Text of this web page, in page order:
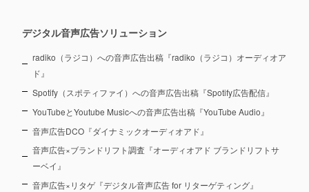
デジタル音声広告ソリューション
radiko（ラジコ）への音声広告出稿『radiko（ラジコ）オーディオア
ド』
Spotify（スポティファイ）への音声広告出稿『Spotify広告配信』
YouTubeとYoutube Musicへの音声広告出稿『YouTube Audio』
音声広告DCO『ダイナミックオーディオアド』
音声広告×ブランドリフト調査『オーディオアド ブランドリフトサ
ーベイ』
音声広告×リタゲ『デジタル音声広告 for リターゲティング』